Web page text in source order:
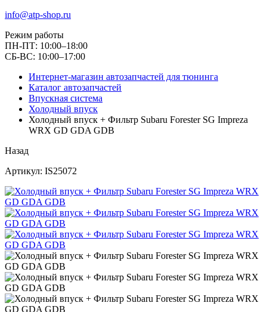
info@atp-shop.ru
Режим работы
ПН-ПТ: 10:00–18:00
СБ-ВС: 10:00–17:00
Интернет-магазин автозапчастей для тюнинга
Каталог автозапчастей
Впускная система
Холодный впуск
Холодный впуск + Фильтр Subaru Forester SG Impreza
WRX GD GDA GDB
Назад
Артикул: IS25072